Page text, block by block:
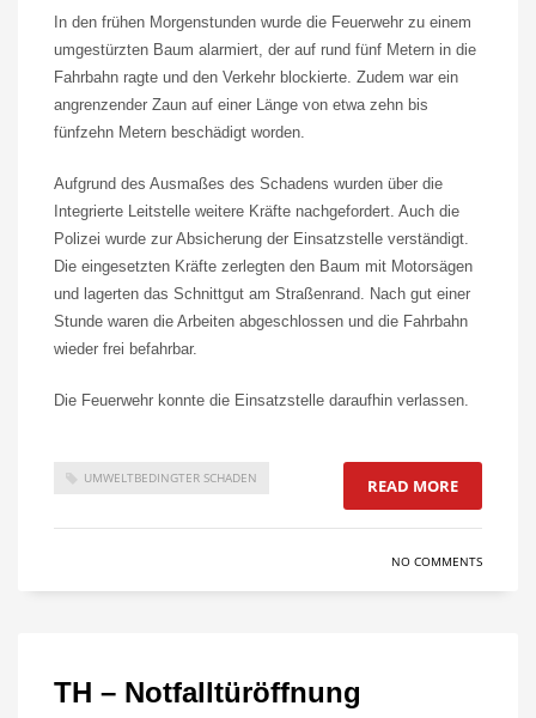
In den frühen Morgenstunden wurde die Feuerwehr zu einem
umgestürzten Baum alarmiert, der auf rund fünf Metern in die
Fahrbahn ragte und den Verkehr blockierte. Zudem war ein
angrenzender Zaun auf einer Länge von etwa zehn bis
fünfzehn Metern beschädigt worden.
Aufgrund des Ausmaßes des Schadens wurden über die
Integrierte Leitstelle weitere Kräfte nachgefordert. Auch die
Polizei wurde zur Absicherung der Einsatzstelle verständigt.
Die eingesetzten Kräfte zerlegten den Baum mit Motorsägen
und lagerten das Schnittgut am Straßenrand. Nach gut einer
Stunde waren die Arbeiten abgeschlossen und die Fahrbahn
wieder frei befahrbar.
Die Feuerwehr konnte die Einsatzstelle daraufhin verlassen.
UMWELTBEDINGTER SCHADEN READ MORE
NO COMMENTS
TH – Notfalltüröffnung